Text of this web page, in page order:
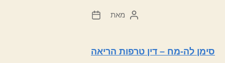
המחבר
מאת
תאריך
סימן לה-מח – דין טרפות הריאה